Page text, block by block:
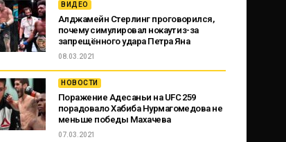
ВИДЕО
Алджамейн Стерлинг проговорился,
почему симулировал нокаут из-за
запрещённого удара Петра Яна
08.03.2021
НОВОСТИ
Поражение Адесаньи на UFC 259
порадовало Хабиба Нурмагомедова не
меньше победы Махачева
07.03.2021